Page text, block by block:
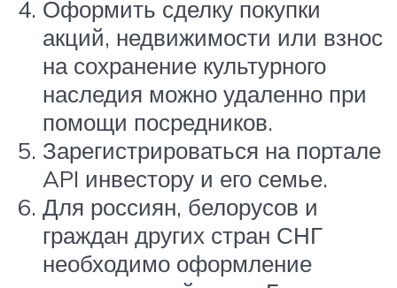
Оформить сделку покупки
акций, недвижимости или взнос
на сохранение культурного
наследия можно удаленно при
помощи посредников.
Зарегистрироваться на портале
API инвестору и его семье.
Для россиян, белорусов и
граждан других стран СНГ
необходимо оформление